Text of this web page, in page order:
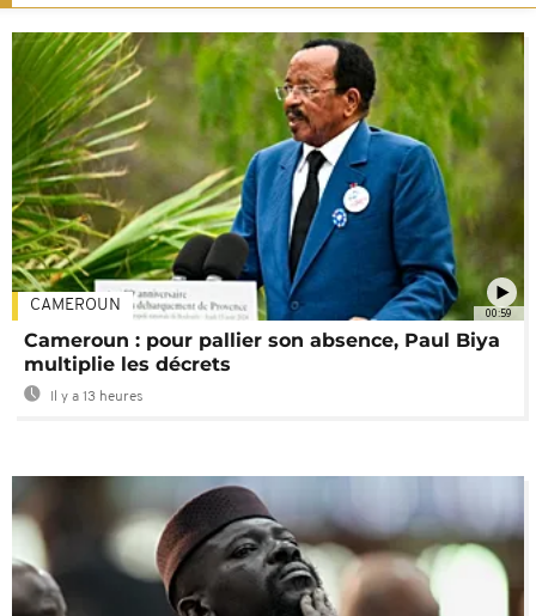
00:59
CAMEROUN
Cameroun : pour pallier son absence, Paul Biya
multiplie les décrets
Il y a 13 heures